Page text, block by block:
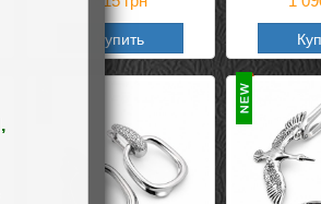
,
Купить